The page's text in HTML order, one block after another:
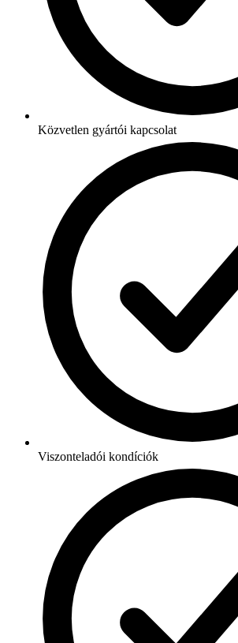
Közvetlen gyártói kapcsolat
Viszonteladói kondíciók